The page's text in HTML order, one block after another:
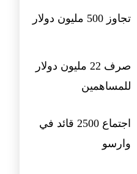
تجاوز 500 مليون دولار
صرف 22 مليون دولار
للمساهمين
اجتماع 2500 قائد في
وارسو